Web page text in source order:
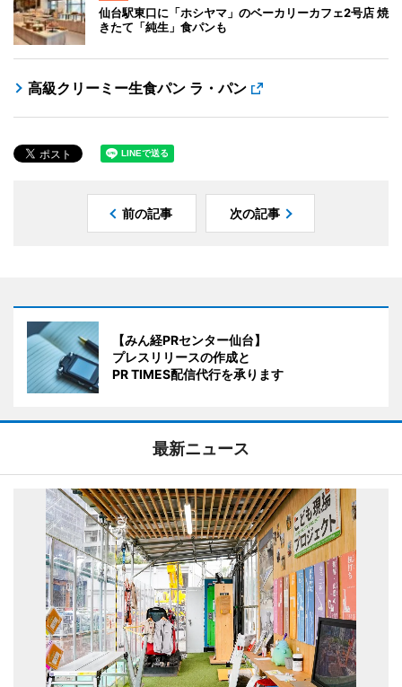
仙台駅東口に「ホシヤマ」のベーカリーカフェ2号店 焼
きたて「純生」食パンも
高級クリーミー生食パン ラ・パン
前の記事 次の記事
【みん経PRセンター仙台】
プレスリリースの作成と
PR TIMES配信代行を承ります
最新ニュース